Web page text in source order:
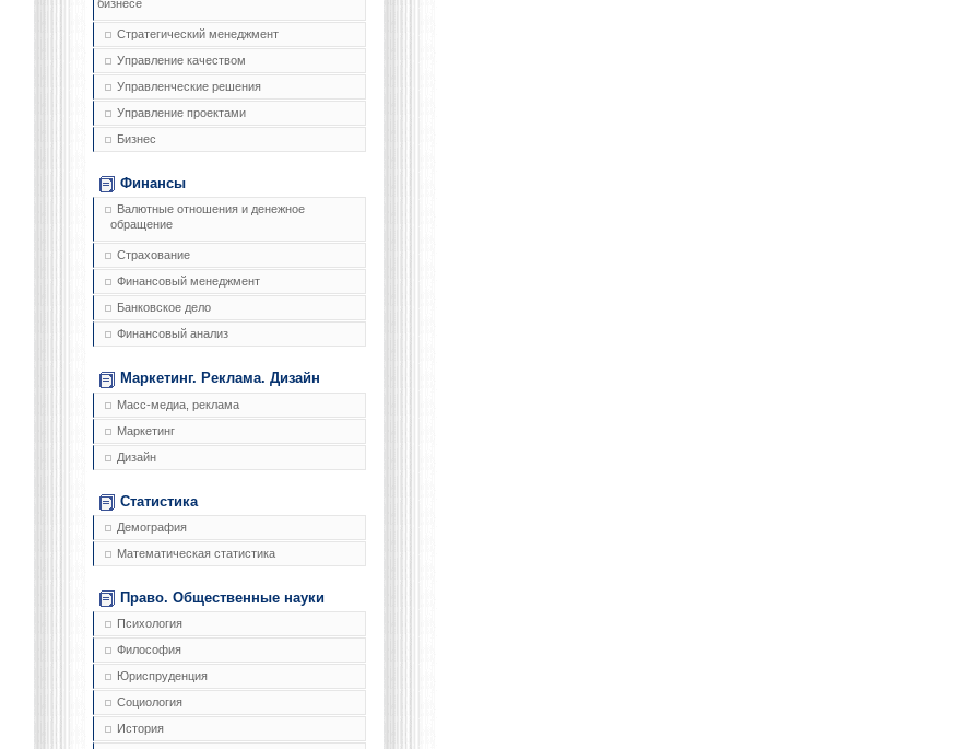
бизнесе
Стратегический менеджмент
Управление качеством
Управленческие решения
Управление проектами
Бизнес
Финансы
Валютные отношения и денежное
обращение
Страхование
Финансовый менеджмент
Банковское дело
Финансовый анализ
Маркетинг. Реклама. Дизайн
Масс-медиа, реклама
Маркетинг
Дизайн
Статистика
Демография
Математическая статистика
Право. Общественные науки
Психология
Философия
Юриспруденция
Социология
История